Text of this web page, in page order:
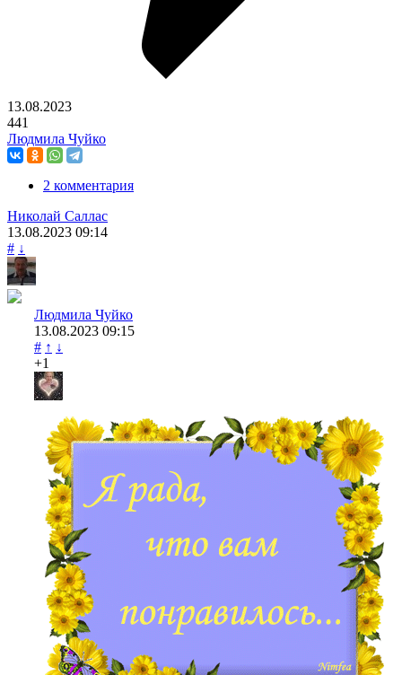
13.08.2023
441
Людмила Чуйко
2 комментария
Николай Саллас
13.08.2023 09:14
# ↓
Людмила Чуйко
13.08.2023 09:15
# ↑ ↓
+1